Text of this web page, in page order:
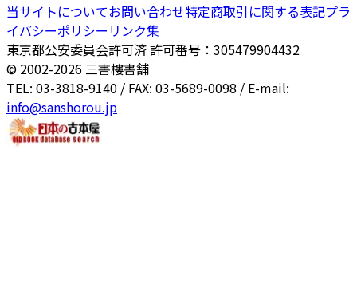
当サイトについてお問い合わせ特定商取引に関する表記プラ
イバシーポリシー リンク集
東京都公安委員会許可済 許可番号：305479904432
© 2002-2026 三書樓書舗
TEL: 03-3818-9140 / FAX: 03-5689-0098 / E-mail:
info@sanshorou.jp